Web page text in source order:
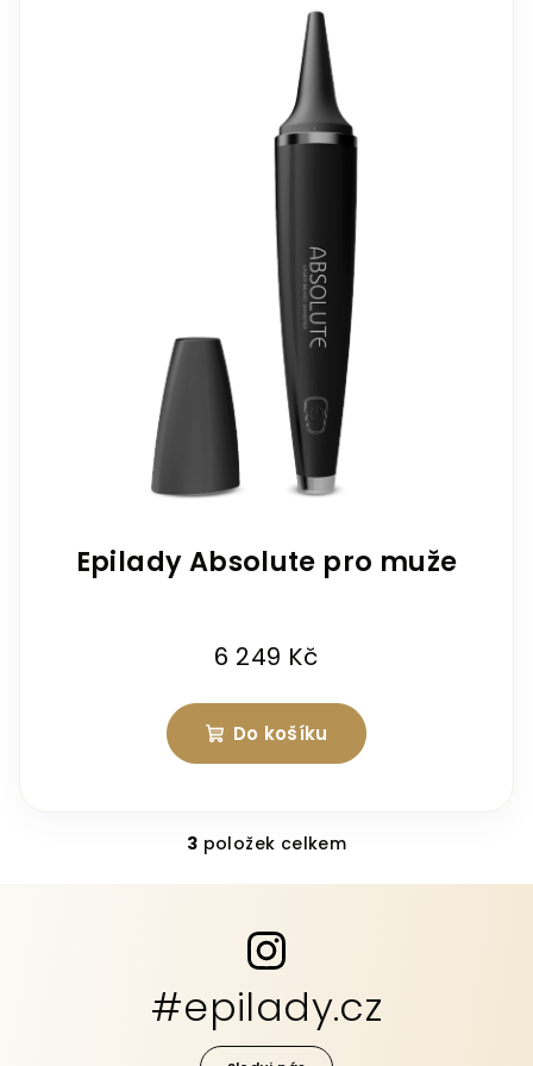
Epilady Absolute pro muže
6 249 Kč
Do košíku
O
v
á
d
a
c
í
3 položek celkem
#epilady.cz